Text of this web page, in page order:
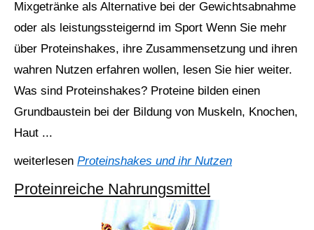
Mixgetränke als Alternative bei der Gewichtsabnahme
oder als leistungssteigernd im Sport Wenn Sie mehr
über Proteinshakes, ihre Zusammensetzung und ihren
wahren Nutzen erfahren wollen, lesen Sie hier weiter.
Was sind Proteinshakes? Proteine bilden einen
Grundbaustein bei der Bildung von Muskeln, Knochen,
Haut ...
weiterlesen Proteinshakes und ihr Nutzen
Proteinreiche Nahrungsmittel